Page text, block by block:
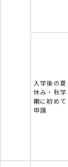
入学後の夏
休み・秋学
期に初めて
申請